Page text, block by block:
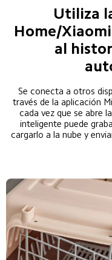
Utiliza
Home/
al
Se conecta a otros
través de la aplicación
cada vez que se abre
inteligente puede
cargarlo a la nube y